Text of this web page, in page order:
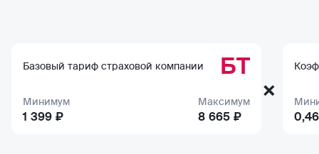
Базовый тариф страховой компании БТ
Минимум
1 399 ₽
Максимум
8 665 ₽
×
0,46